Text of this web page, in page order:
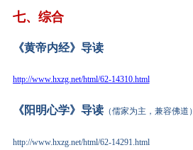
七、综合
《黄帝内经》导读
http://www.hxzg.net/html/62-14310.html
《阳明心学》导读（儒家为主，兼容佛道）
http://www.hxzg.net/html/62-14291.html